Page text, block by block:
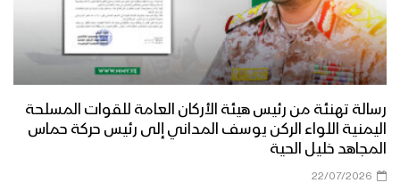
رسالة تهنئة من رئيس هيئة الأركان العامة للقوات المسلحة
اليمنية اللواء الركن يوسف المداني إلى رئيس حركة حماس
المجاهد خليل الحية
22/07/2026